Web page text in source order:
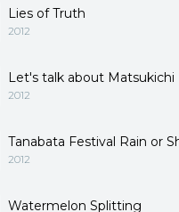
Lies of Truth
2012
Let's talk about Matsukichi
2012
Tanabata Festival Rain or
2012
Watermelon Splitting